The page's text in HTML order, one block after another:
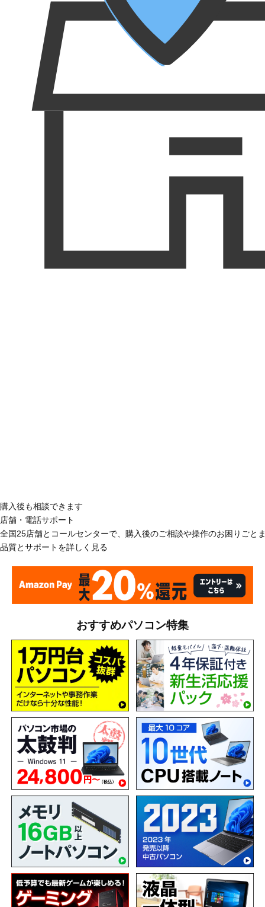
購入後も相談できます
店舗・電話サポート
全国25店舗とコールセンターで、購入後のご相談や操作のお困りごと
品質とサポートを詳しく見る
おすすめパソコン特集